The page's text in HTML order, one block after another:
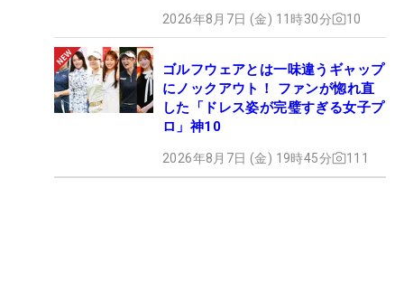
2026年8月7日 (金) 11時30分 10
ゴルフウェアとは一味違うギャップ
にノックアウト！ ファンが惚れ直
した「ドレス姿が完璧すぎる女子プ
ロ」神10
2026年8月7日 (金) 19時45分 111